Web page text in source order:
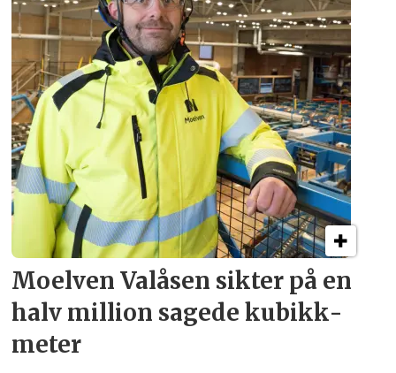
Moelven Valåsen sikter på en
halv million sagede kubikk­
meter